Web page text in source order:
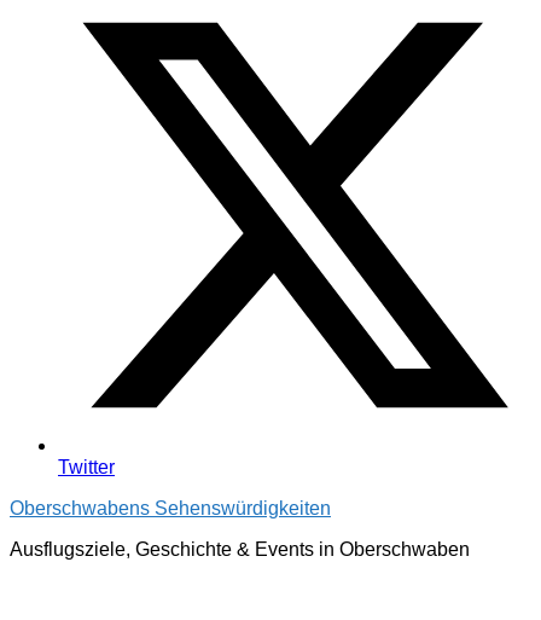
Twitter
Oberschwabens Sehenswürdigkeiten
Ausflugsziele, Geschichte & Events in Oberschwaben